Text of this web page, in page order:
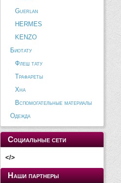
Guerlan
HERMES
KENZO
Биотату
Флеш тату
Трафареты
Хна
Вспомогательные материалы
Одежда
Социальные сети
</>
Наши партнеры